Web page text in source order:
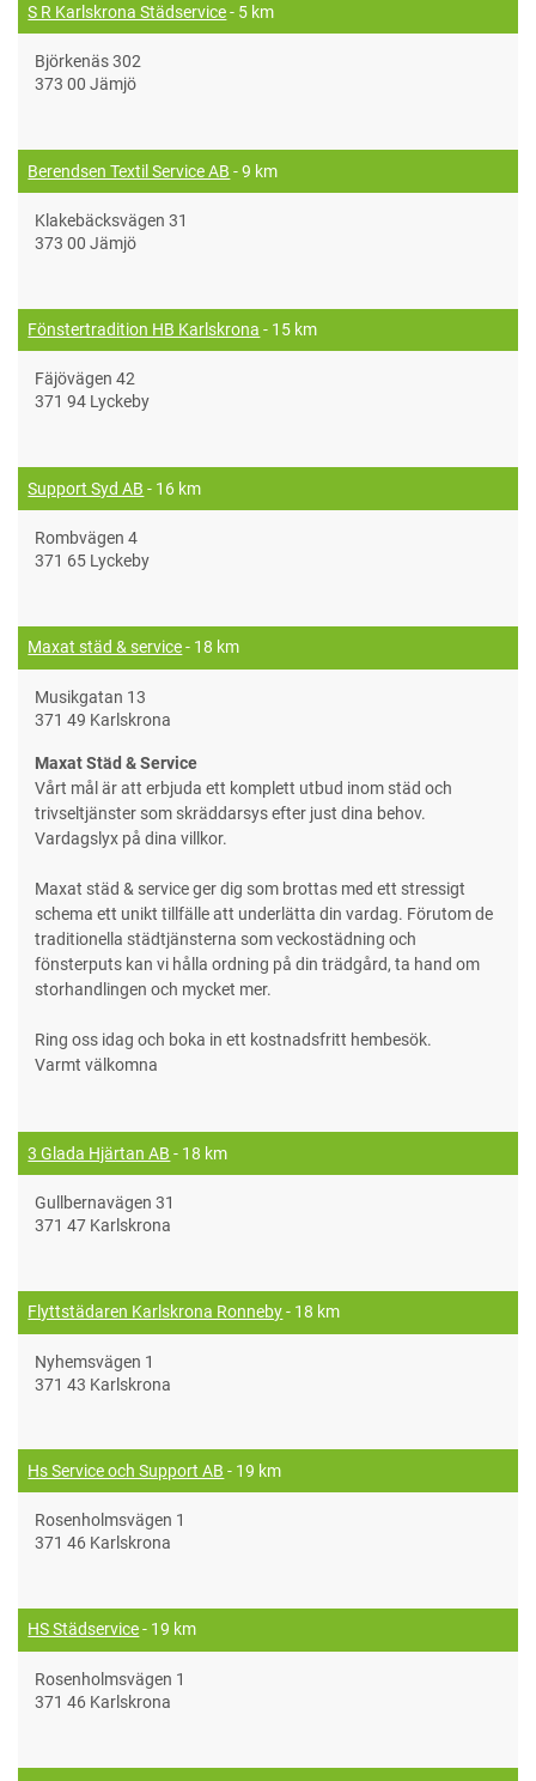
S R Karlskrona Städservice- 5 km
Björkenäs 302
373 00 Jämjö
Berendsen Textil Service AB - 9 km
Klakebäcksvägen 31
373 00 Jämjö
Fönstertradition HB Karlskrona - 15 km
Fäjövägen 42
371 94 Lyckeby
Support Syd AB - 16 km
Rombvägen 4
371 65 Lyckeby
Maxat städ & service- 18 km
Musikgatan 13
371 49 Karlskrona
Maxat Städ & Service
Vårt mål är att erbjuda ett komplett utbud inom städ och
trivseltjänster som skräddarsys efter just dina behov.
Vardagslyx på dina villkor.
Maxat städ & service ger dig som brottas med ett stressigt
schema ett unikt tillfälle att underlätta din vardag. Förutom de
traditionella städtjänsterna som veckostädning och
fönsterputs kan vi hålla ordning på din trädgård, ta hand om
storhandlingen och mycket mer.
Ring oss idag och boka in ett kostnadsfritt hembesök.
Varmt välkomna
3 Glada Hjärtan AB - 18 km
Gullbernavägen 31
371 47 Karlskrona
Flyttstädaren Karlskrona Ronneby- 18 km
Nyhemsvägen 1
371 43 Karlskrona
Hs Service och Support AB - 19 km
Rosenholmsvägen 1
371 46 Karlskrona
HS Städservice- 19 km
Rosenholmsvägen 1
371 46 Karlskrona